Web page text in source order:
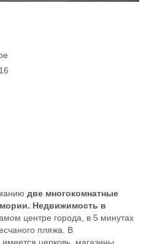
две многокомнатные
Недвижимость в
центре города, в 5 минутах
пляжа. В